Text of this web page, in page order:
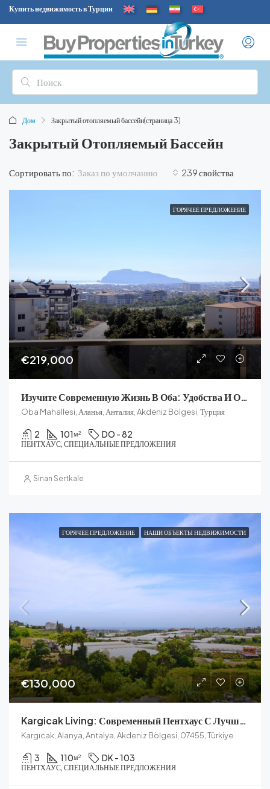
Купить недвижимость в Турции
Дом Закрытый отопляемый бассейн(страница 3)
Закрытый Отопляемый Бассейн
239 свойства
Сортировать по: Заказ по умолчанию
ГОРЯЧЕЕ ПРЕДЛОЖЕНИЕ
€219,000
Изучите Современную Жизнь В Оба: Удобства И Образ Жизни
Oba Mahallesi, Аланья, Анталия, Akdeniz Bölgesi, Турция
2 101м² DO - 82
ПЕНТХАУС, СПЕЦИАЛЬНЫЕ ПРЕДЛОЖЕНИЯ
Sinan Sertkale
ГОРЯЧЕЕ ПРЕДЛОЖЕНИЕ НАШИ ОБЪЕКТЫ НЕДВИЖИМОСТИ
€130,000
Kargicak Living: Современный Пентхаус С Лучшими Удобствами
Kargıcak, Alanya, Antalya, Akdeniz Bölgesi, 07455, Türkiye
3 110м² DK - 103
ПЕНТХАУС, СПЕЦИАЛЬНЫЕ ПРЕДЛОЖЕНИЯ